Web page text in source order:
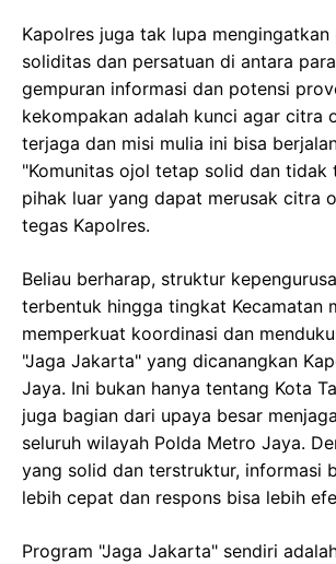
Kapolres juga tak lupa mengingatkan
soliditas dan persatuan di antara
gempuran informasi dan potensi
kekompakan adalah kunci agar citra
terjaga dan misi mulia ini bisa
"Komunitas ojol tetap solid dan tidak
pihak luar yang dapat merusak citra
tegas Kapolres.
Beliau berharap, struktur
terbentuk hingga tingkat Kecamatan
memperkuat koordinasi dan
"Jaga Jakarta" yang dicanangkan
Jaya. Ini bukan hanya tentang Kota
juga bagian dari upaya besar
seluruh wilayah Polda Metro Jaya.
yang solid dan terstruktur, informasi
lebih cepat dan respons bisa lebih
Program "Jaga Jakarta" sendiri